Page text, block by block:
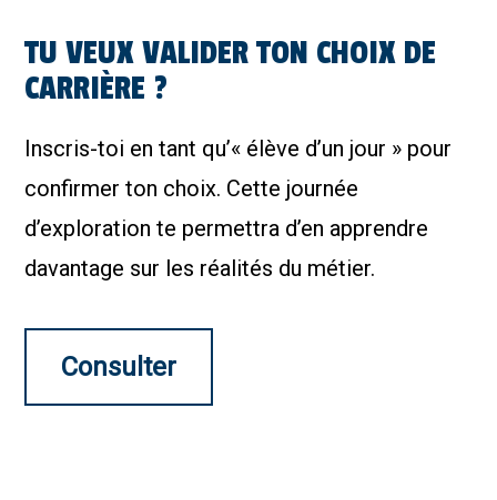
TU VEUX VALIDER TON CHOIX DE
CARRIÈRE ?
Inscris-toi en tant qu’« élève d’un jour » pour
confirmer ton choix. Cette journée
d’exploration te permettra d’en apprendre
davantage sur les réalités du métier.
Consulter